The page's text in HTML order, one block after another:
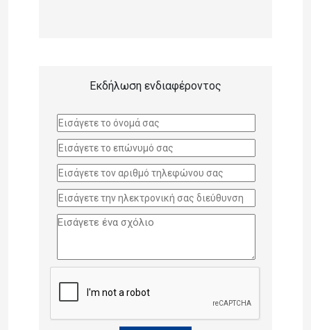
Εκδήλωση ενδιαφέροντος